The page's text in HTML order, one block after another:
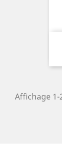
Affichage